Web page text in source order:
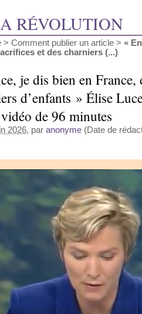
RÉVOLUTION
> Comment publier un article > «
et des charniers (...)
je dis bien en France,
d’enfants » Élise
de 96 minutes
2026, par anonyme (Date de